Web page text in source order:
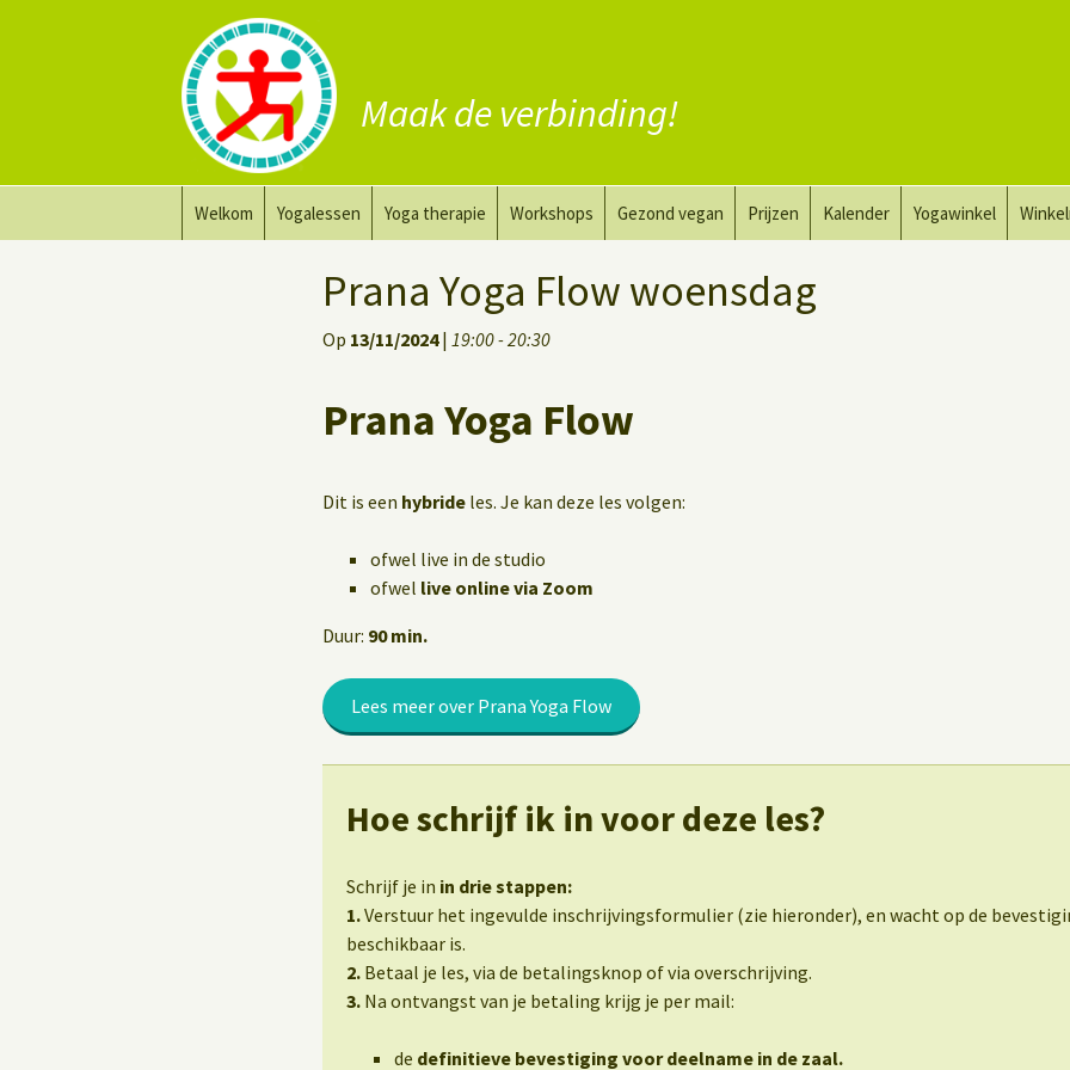
Maak de verbinding!
Welkom Yogalessen
Yoga voor herstel
Yoga therapie
Yoga voor heling
Workshops Gezond vegan
Vegan coaching
Prijzen Kalender Yogawinkel
Prana Yoga Flow woensdag
Op 13/11/2024| 19:00 - 20:30
Prana Yoga Flow
Dit is een hybride les. Je kan deze les volgen:
ofwel live in de studio
ofwel live online via Zoom
Duur: 90 min.
Lees meer over Prana Yoga Flow
Hoe schrijf ik in voor deze les?
Schrijf je in in drie stappen:
1.Verstuur het ingevulde inschrijvingsformulier (zie hieronder), en wacht op de
beschikbaar is.
2. Betaal je les, via de betalingsknop of via overschrijving.
3. Na ontvangst van je betaling krijg je per mail:
de definitieve bevestiging voor deelname in de zaal.